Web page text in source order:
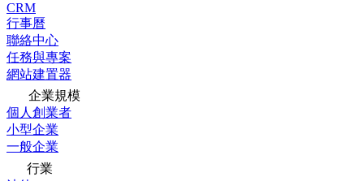
CRM
行事曆
聯絡中心
任務與專案
網站建置器
企業規模
個人創業者
小型企業
一般企業
行業